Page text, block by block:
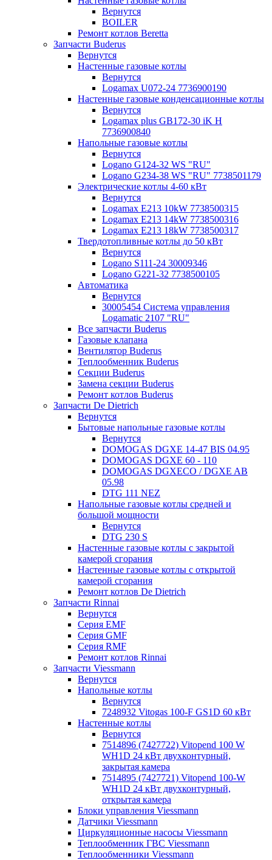
Вернутся
BOILER
Ремонт котлов Beretta
Запчасти Buderus
Вернутся
Настенные газовые котлы
Вернутся
Logamax U072-24 7736900190
Настенные газовые конденсационные котлы
Вернутся
Logamax plus GB172-30 iK H
7736900840
Напольные газовые котлы
Вернутся
Logano G124-32 WS "RU"
Logano G234-38 WS "RU" 7738501179
Электрические котлы 4-60 кВт
Вернутся
Logamax E213 10kW 7738500315
Logamax E213 14kW 7738500316
Logamax E213 18kW 7738500317
Твердотопливные котлы до 50 кВт
Вернутся
Logano S111-24 30009346
Logano G221-32 7738500105
Автоматика
Вернутся
30005454 Система управления
Logamatic 2107 "RU"
Все запчасти Buderus
Газовые клапана
Вентилятор Buderus
Теплообменник Buderus
Секции Buderus
Замена секции Buderus
Ремонт котлов Buderus
Запчасти De Dietrich
Вернутся
Бытовые напольные газовые котлы
Вернутся
DOMOGAS DGXE 14-47 BIS 04.95
DOMOGAS DGXE 60 - 110
DOMOGAS DGXECO / DGXE AB
05.98
DTG 111 NEZ
Напольные газовые котлы средней и
большой мощности
Вернутся
DTG 230 S
Настенные газовые котлы с закрытой
камерой сгорания
Настенные газовые котлы с открытой
камерой сгорания
Ремонт котлов Dе Dietrich
Запчасти Rinnai
Вернутся
Серия EMF
Серия GMF
Серия RMF
Ремонт котлов Rinnai
Запчасти Viessmann
Вернутся
Напольные котлы
Вернутся
7248932 Vitogas 100-F GS1D 60 кВт
Настенные котлы
Вернутся
7514896 (7427722) Vitopend 100 W
WH1D 24 кВт двухконтурный,
закрытая камера
7514895 (7427721) Vitopend 100-W
WH1D 24 кВт двухконтурный,
открытая камера
Блоки управления Viessmann
Датчики Viessmann
Циркуляционные насосы Viessmann
Теплообменник ГВС Viessmann
Теплообменники Viessmann